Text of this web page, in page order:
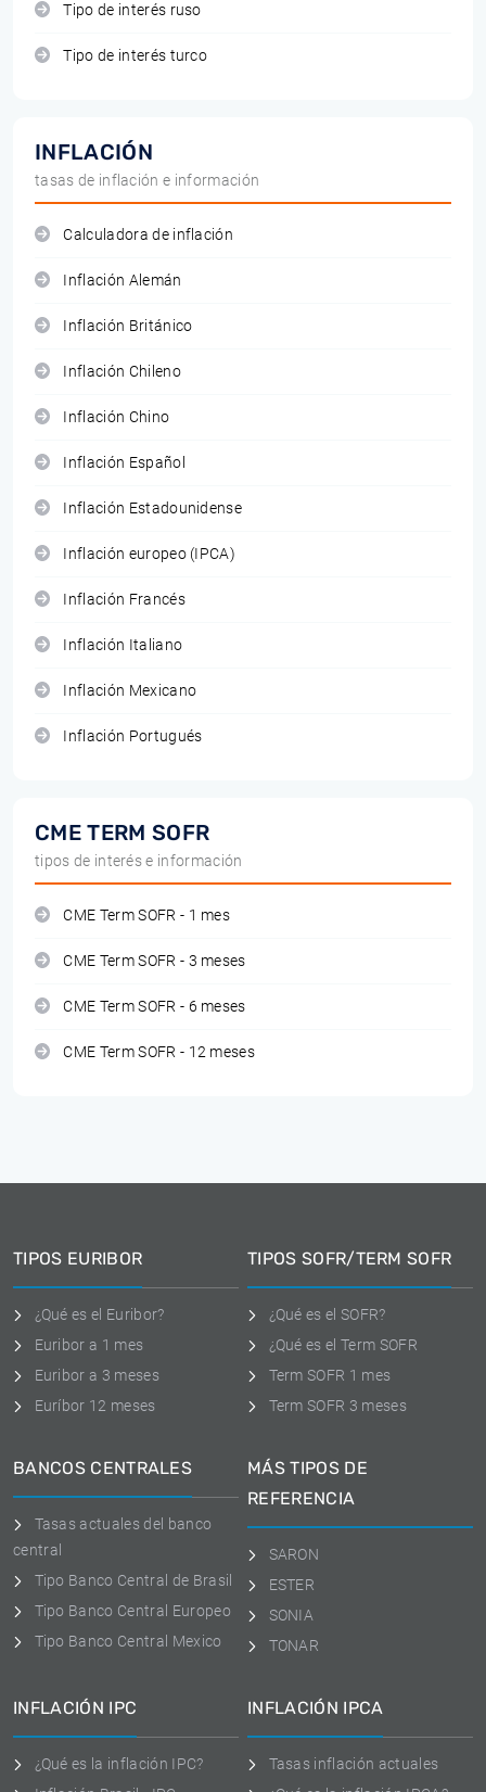
Tipo de interés ruso
Tipo de interés turco
INFLACIÓN
tasas de inflación e información
Calculadora de inflación
Inflación Alemán
Inflación Británico
Inflación Chileno
Inflación Chino
Inflación Español
Inflación Estadounidense
Inflación europeo (IPCA)
Inflación Francés
Inflación Italiano
Inflación Mexicano
Inflación Portugués
CME TERM SOFR
tipos de interés e información
CME Term SOFR - 1 mes
CME Term SOFR - 3 meses
CME Term SOFR - 6 meses
CME Term SOFR - 12 meses
TIPOS EURIBOR
¿Qué es el Euribor?
Euribor a 1 mes
Euribor a 3 meses
Euríbor 12 meses
TIPOS SOFR/TERM SOFR
¿Qué es el SOFR?
¿Qué es el Term SOFR
Term SOFR 1 mes
Term SOFR 3 meses
BANCOS CENTRALES
Tasas actuales del banco
central
Tipo Banco Central de Brasil
Tipo Banco Central Europeo
Tipo Banco Central Mexico
MÁS TIPOS DE
REFERENCIA
SARON
ESTER
SONIA
TONAR
INFLACIÓN IPC
¿Qué es la inflación IPC?
INFLACIÓN IPCA
Tasas inflación actuales